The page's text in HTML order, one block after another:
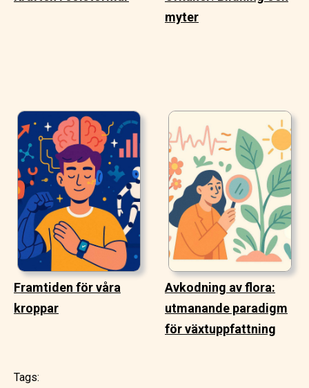
myter
Framtiden för våra
kroppar
Avkodning av flora:
utmanande paradigm
för växtuppfattning
Tags: